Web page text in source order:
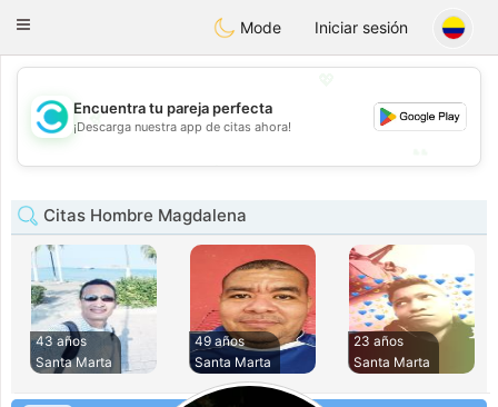
olombiaCitas
Toggle
Mode Iniciar sesión
💖
💕
Encuentra tu pareja perfecta
¡Descarga nuestra app de citas ahora!
Citas Hombre Magdalena
43 años
Santa Marta
49 años
Santa Marta
23 años
Santa Marta